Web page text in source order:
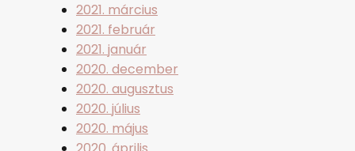
2021. március
2021. február
2021. január
2020. december
2020. augusztus
2020. július
2020. május